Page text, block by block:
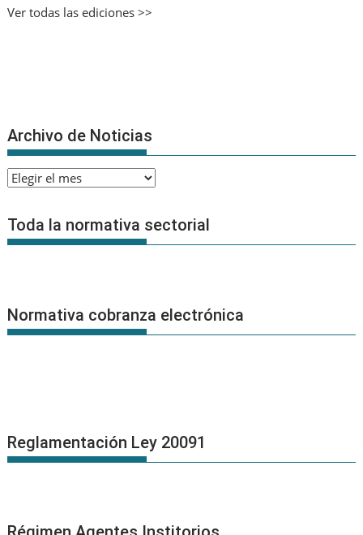
Ver todas las ediciones >>
Archivo de Noticias
Archivo
Noticias
Toda la normativa sectorial
Normativa cobranza electrónica
Reglamentación Ley 20091